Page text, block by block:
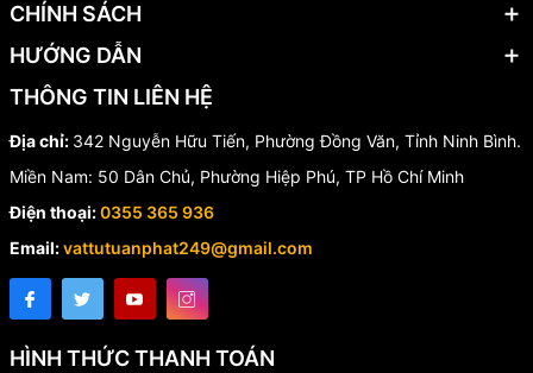
CHÍNH SÁCH
HƯỚNG DẪN
THÔNG TIN LIÊN HỆ
Địa chỉ: 342 Nguyễn Hữu Tiến, Phường Đồng Văn, Tỉnh Ninh Bình.
Miền Nam: 50 Dân Chủ, Phường Hiệp Phú, TP Hồ Chí Minh
Điện thoại:0355 365 936
Email:vattutuanphat249@gmail.com
HÌNH THỨC THANH TOÁN